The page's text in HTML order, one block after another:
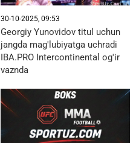
30-10-2025, 09:53
Georgiy Yunovidov titul uchun
jangda mag'lubiyatga uchradi
IBA.PRO Intercontinental og'ir
vaznda